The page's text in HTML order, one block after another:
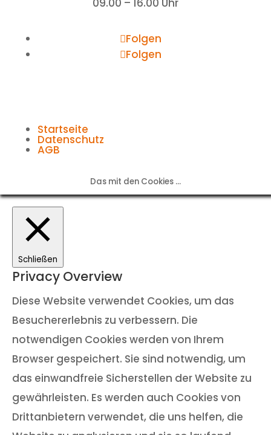
Folgen
Folgen
Startseite
Datenschutz
AGB
Das mit den Cookies ...
Schließen
Privacy Overview
Diese Website verwendet Cookies, um das
Besuchererlebnis zu verbessern. Die
notwendigen Cookies werden von Ihrem
Browser gespeichert. Sie sind notwendig, um
das einwandfreie Sicherstellen der Website zu
gewährleisten. Es werden auch Cookies von
Drittanbietern verwendet, die uns helfen, die